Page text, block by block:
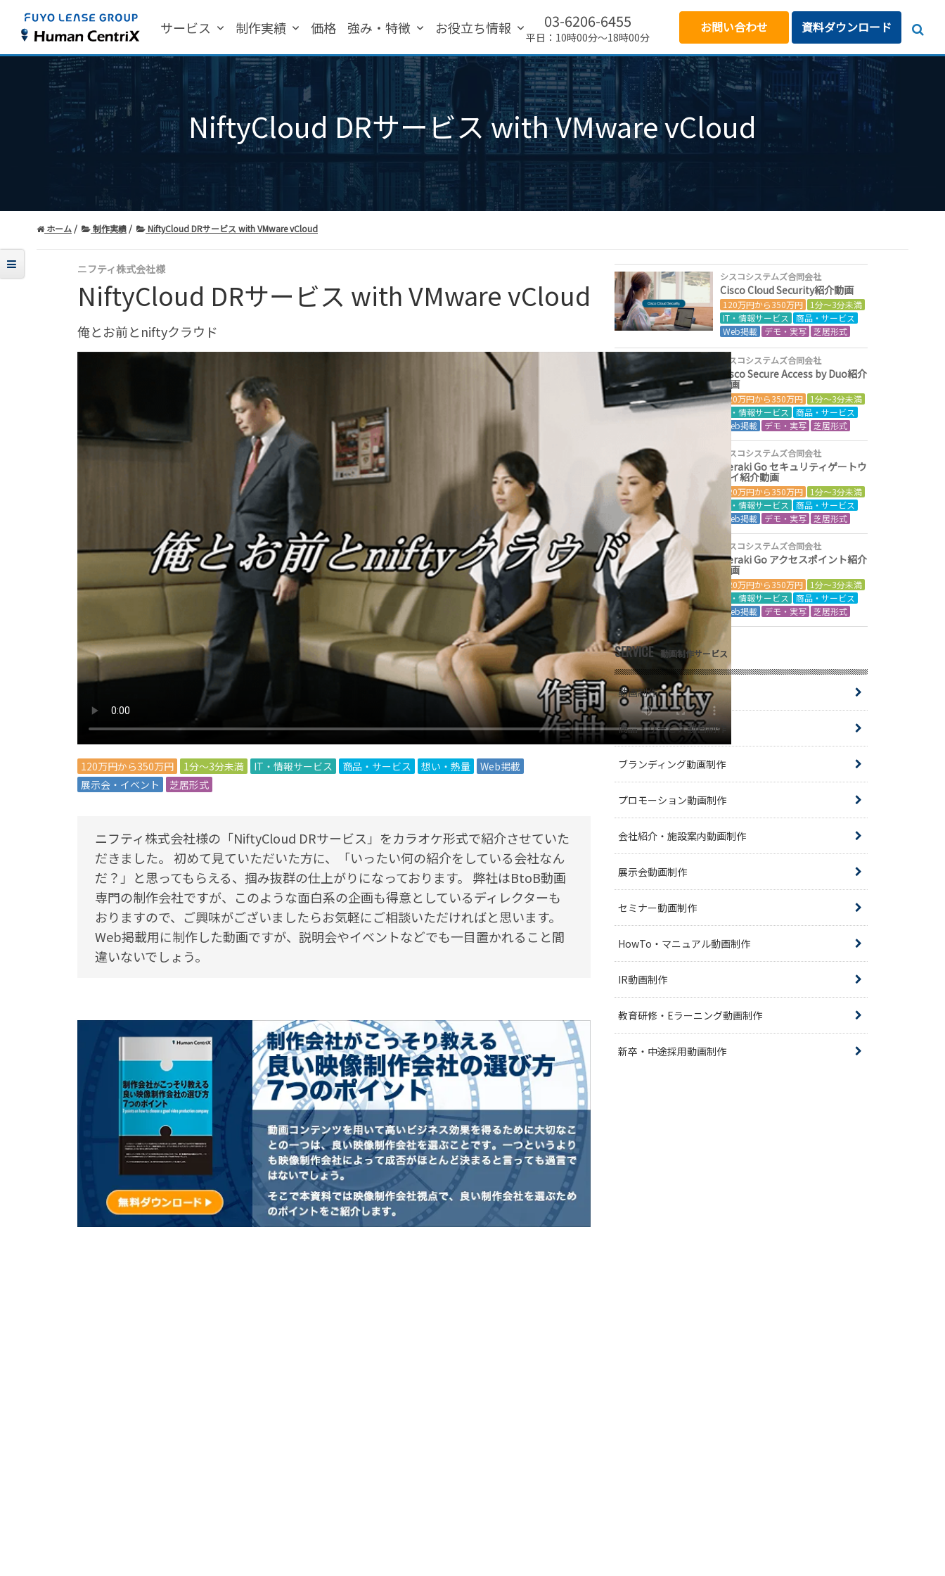
サービス 制作実績 価格 強み・特徴 お役立ち情報 03-6206-6455
平日：10時00分～18時00分
お問い合わせ 資料ダウンロード
NiftyCloud DRサービス with VMware vCloud
ホーム 制作実績 NiftyCloud DRサービス with VMware vCloud
ニフティ株式会社様
NiftyCloud DRサービス with VMware vCloud
俺とお前とniftyクラウド
120万円から350万円 1分～3分未満 IT・情報サービス 商品・サービス 想い・熱量
Web掲載
展示会・イベント
芝居形式
ニフティ株式会社様の「NiftyCloud DRサービス」をカラオケ形式で紹介させていた
だきました。 初めて見ていただいた方に、「いったい何の紹介をしている会社なん
だ？」と思ってもらえる、掴み抜群の仕上がりになっております。 弊社はBtoB動画
専門の制作会社ですが、このような面白系の企画も得意としているディレクターも
おりますので、ご興味がございましたらお気軽にご相談いただければと思います。
Web掲載用に制作した動画ですが、説明会やイベントなどでも一目置かれること間
違いないでしょう。
シスコシステムズ合同会社
Cisco Cloud Security紹介動画
120万円から350万円
1分～3分未満
IT・情報サービス
商品・サービス
Web掲載
デモ・実写 芝居形式
シスコシステムズ合同会社
Cisco Secure Access by Duo紹介
動画
120万円から350万円
1分～3分未満
IT・情報サービス
商品・サービス
Web掲載
デモ・実写 芝居形式
シスコシステムズ合同会社
Meraki Go セキュリティゲートウ
ェイ紹介動画
120万円から350万円
1分～3分未満
IT・情報サービス
商品・サービス
Web掲載
デモ・実写 芝居形式
シスコシステムズ合同会社
Meraki Go アクセスポイント紹介
動画
120万円から350万円
1分～3分未満
IT・情報サービス
商品・サービス
Web掲載
デモ・実写 芝居形式
SERVICE 動画制作サービス
動画制作
商品・サービス動画制作
ブランディング動画制作
プロモーション動画制作
会社紹介・施設案内動画制作
展示会動画制作
セミナー動画制作
HowTo・マニュアル動画制作
IR動画制作
教育研修・Eラーニング動画制作
新卒・中途採用動画制作